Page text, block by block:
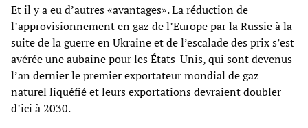
Et il y a eu d’autres «avantages». La réduction de
l’approvisionnement en gaz de l’Europe par la Russie à la
suite de la guerre en Ukraine et de l’escalade des prix s’est
avérée une aubaine pour les États-Unis, qui sont devenus
l’an dernier le premier exportateur mondial de gaz
naturel liquéfié et leurs exportations devraient doubler
d’ici à 2030.